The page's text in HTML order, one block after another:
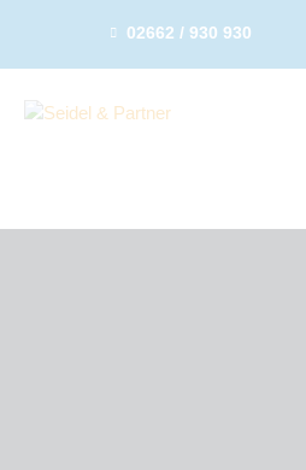
02662 / 930 930
START
RECHT